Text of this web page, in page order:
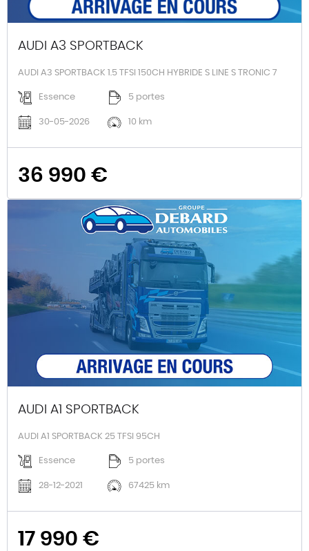
AUDI A3 SPORTBACK
AUDI A3 SPORTBACK 1.5 TFSI 150CH HYBRIDE S LINE S TRONIC 7
Essence 5 portes
30-05-2026 10 km
36 990 €
AUDI A1 SPORTBACK
AUDI A1 SPORTBACK 25 TFSI 95CH
Essence 5 portes
28-12-2021 67425 km
17 990 €